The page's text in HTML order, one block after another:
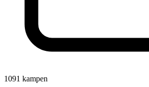
1091 kampen